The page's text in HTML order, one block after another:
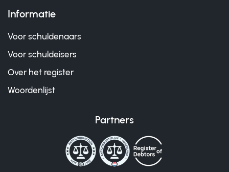
Informatie
Voor schuldenaars
Voor schuldeisers
Over het register
Woordenlijst
Partners